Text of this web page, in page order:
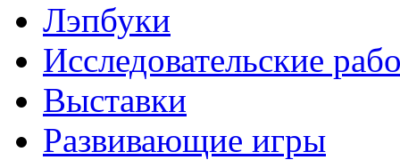
Лэпбуки
Исследовательские
Выставки
Развивающие игры